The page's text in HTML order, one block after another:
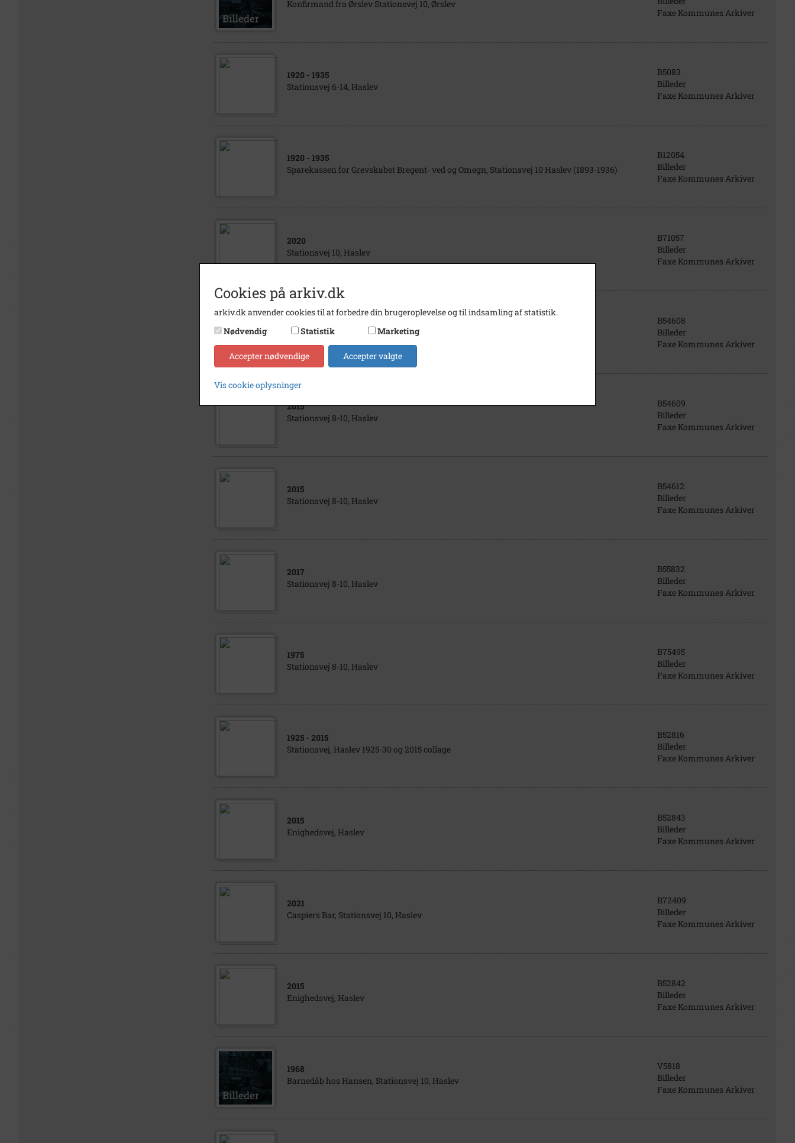
Konfirmand fra Ørslev Stationsvej 10, Ørslev
Faxe Kommunes Arkiver
1920 - 1935
Stationsvej 6-14, Haslev
B5083
Billeder
Faxe Kommunes Arkiver
1920 - 1935
Sparekassen for Grevskabet Bregent- ved og Omegn, Stationsvej 10 Haslev (1893-1936)
B12054
Billeder
Faxe Kommunes Arkiver
2020
Stationsvej 10, Haslev
B71057
Billeder
Faxe Kommunes Arkiver
Stationsvej 8-10, Haslev
B54608
Billeder
Faxe Kommunes Arkiver
2015
Stationsvej 8-10, Haslev
B54609
Billeder
Faxe Kommunes Arkiver
2015
Stationsvej 8-10, Haslev
B54612
Billeder
Faxe Kommunes Arkiver
2017
Stationsvej 8-10, Haslev
B55832
Billeder
Faxe Kommunes Arkiver
1975
Stationsvej 8-10, Haslev
B75495
Billeder
Faxe Kommunes Arkiver
1925 - 2015
Stationsvej, Haslev 1925-30 og 2015 collage
B52816
Billeder
Faxe Kommunes Arkiver
2015
Enighedsvej, Haslev
B52843
Billeder
Faxe Kommunes Arkiver
2021
Caspiers Bar, Stationsvej 10, Haslev
B72409
Billeder
Faxe Kommunes Arkiver
2015
Enighedsvej, Haslev
B52842
Billeder
Faxe Kommunes Arkiver
1968
Barnedåb hos Hansen, Stationsvej 10, Haslev
V5818
Billeder
Faxe Kommunes Arkiver
Cookies på arkiv.dk
arkiv.dk anvender cookies til at forbedre din brugeroplevelse og til indsamling af statistik.
Nødvendig
Statistik Marketing
Accepter nødvendige Accepter valgte
Vis cookie oplysninger